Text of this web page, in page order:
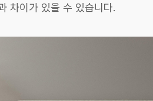
차이가 있을 수 있습니다.